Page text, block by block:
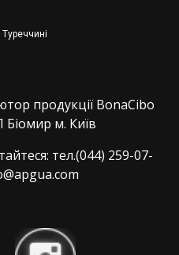
продукції BonaCibo
Біомир м. Київ
тел.(044) 259-07-